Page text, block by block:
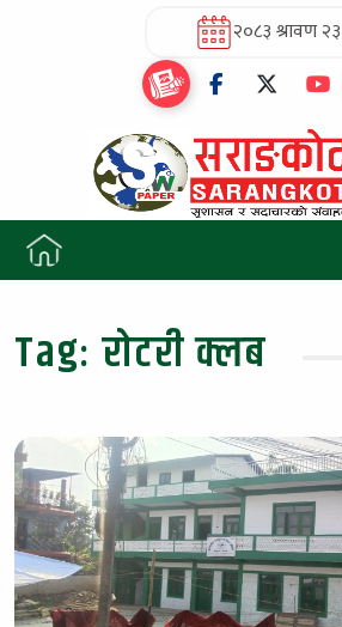
२०८३ श्रावण २३
Tag:रोटरी क्लब